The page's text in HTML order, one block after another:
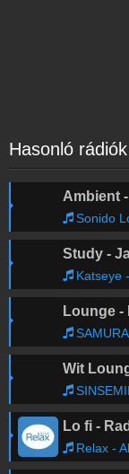
Hasonló
Ambient
Sonido
Study -
Katseye
Lounge -
Wit
Lo fi -
Relax -